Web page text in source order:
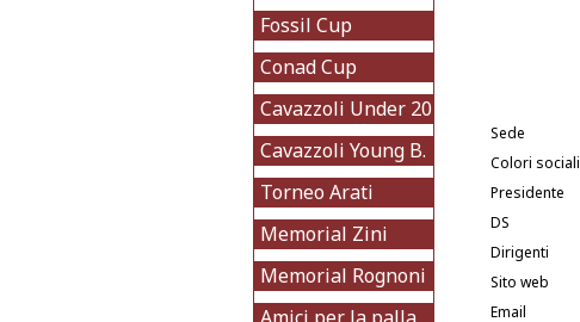
Fossil Cup
Conad Cup
Cavazzoli Under 20
Cavazzoli Young B.
Torneo Arati
Memorial Zini
Memorial Rognoni
Sede
Colori sociali
Presidente
DS
Dirigenti
Sito web
Email